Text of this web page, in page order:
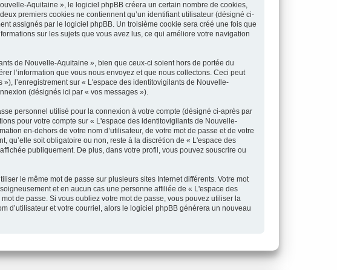
Aquitaine », le logiciel phpBB créera un certain nombre de cookies,
premiers cookies ne contiennent qu’un identifiant utilisateur (désigné ci-
assignés par le logiciel phpBB. Un troisième cookie sera créé une fois que
sur les sujets que vous avez lus, ce qui améliore votre navigation
de Nouvelle-Aquitaine », bien que ceux-ci soient hors de portée du
l’information que vous nous envoyez et que nous collectons. Ceci peut
l’enregistrement sur « L'espace des identitovigilants de Nouvelle-
(désignés ici par « vos messages »).
personnel utilisé pour la connexion à votre compte (désigné ci-après par
pour votre compte sur « L'espace des identitovigilants de Nouvelle-
en-dehors de votre nom d’utilisateur, de votre mot de passe et de votre
qu’elle soit obligatoire ou non, reste à la discrétion de « L'espace des
publiquement. De plus, dans votre profil, vous pouvez souscrire ou
le même mot de passe sur plusieurs sites Internet différents. Votre mot
et en aucun cas une personne affiliée de « L'espace des
de passe. Si vous oubliez votre mot de passe, vous pouvez utiliser la
d’utilisateur et votre courriel, alors le logiciel phpBB générera un nouveau